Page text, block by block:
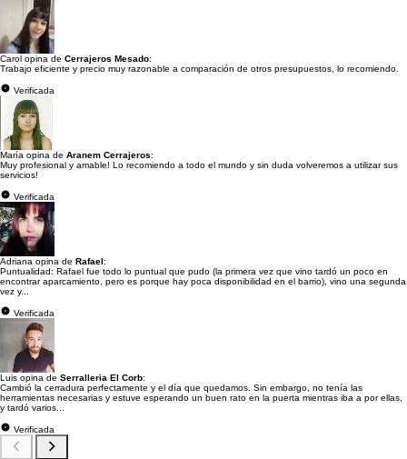
Carol opina de Cerrajeros Mesado:
Trabajo eficiente y precio muy razonable a comparación de otros presupuestos, lo recomiendo.
Verificada
María opina de Aranem Cerrajeros:
Muy profesional y amable! Lo recomiendo a todo el mundo y sin duda volveremos a utilizar sus
servicios!
Verificada
Adriana opina de Rafael:
Puntualidad: Rafael fue todo lo puntual que pudo (la primera vez que vino tardó un poco en
encontrar aparcamiento, pero es porque hay poca disponibilidad en el barrio), vino una segunda
vez y...
Verificada
Luis opina de Serralleria El Corb:
Cambió la cerradura perfectamente y el día que quedamos. Sin embargo, no tenía las
herramientas necesarias y estuve esperando un buen rato en la puerta mientras iba a por ellas,
y tardó varios...
Verificada